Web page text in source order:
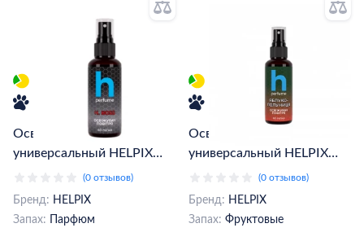
Освежитель воздуха
универсальный HELPIX
парфум H.BOSS 60 мл
(802296)
(0 отзывов)
Бренд: HELPIX
Запах:
Парфюм
Освежитель воздуха
универсальный HELPIX
клубника-яблоко 60 мл
(802173)
(0 отзывов)
Бренд: HELPIX
Запах: Фруктовые